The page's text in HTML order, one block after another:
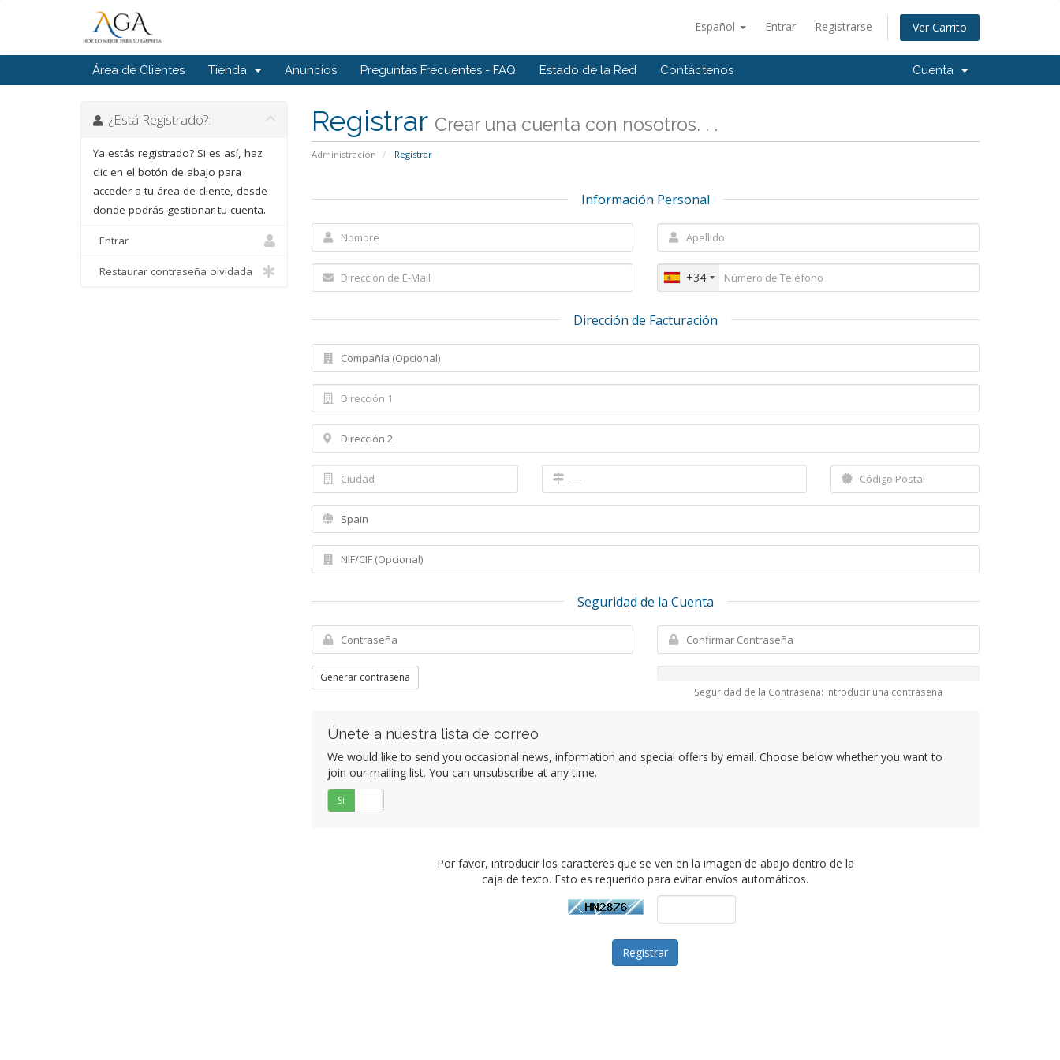
Español Entrar Registrarse Ver Carrito
Área de Clientes Tienda Anuncios Preguntas Frecuentes - FAQ Estado de la Red Contáctenos Cuenta
Registrar Crear una cuenta con nosotros. . .
Administración Registrar
¿Está Registrado?:
Ya estás registrado? Si es así, haz
clic en el botón de abajo para
acceder a tu área de cliente, desde
donde podrás gestionar tu cuenta.
Entrar
Restaurar contraseña olvidada
Información Personal
+34
Dirección de Facturación
Seguridad de la Cuenta
Generar contraseña
Seguridad de la Contraseña: Introducir una contraseña
Únete a nuestra lista de correo
We would like to send you occasional news, information and special offers by email. Choose below whether you want to
join our mailing list. You can unsubscribe at any time.
Si
Por favor, introducir los caracteres que se ven en la imagen de abajo dentro de la
caja de texto. Esto es requerido para evitar envíos automáticos.